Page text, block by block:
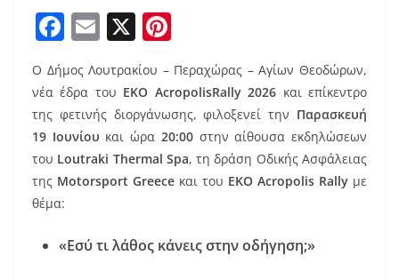
F
c
e
b
o
o
E
ai
l
X
er
e
st
Ο Δήμος Λουτρακίου – Περαχώρας – Αγίων Θεοδώρων,
νέα έδρα του ΕΚΟ AcropolisRally2026 και επίκεντρο
της φετινής διοργάνωσης, φιλοξενεί την Παρασκευή
19 Ιουνίου και ώρα 20:00στην αίθουσα εκδηλώσεων
του Loutraki Thermal Spa, τη δράση Οδικής Ασφάλειας
της Motorsport Greece και του EKO Acropolis Rally με
θέμα:
«Εσύ τι λάθος κάνεις στην οδήγηση;»